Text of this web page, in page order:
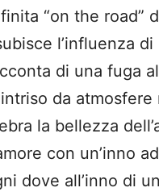
“on the road”
l’influenza
di una fuga
da
la bellezza
con un’inno
dove all’inno di